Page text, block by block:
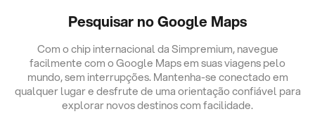
Pesquisar no Google Maps
Com o chip internacional da Simpremium, navegue
facilmente com o Google Maps em suas viagens pelo
mundo, sem interrupções. Mantenha-se conectado em
qualquer lugar e desfrute de uma orientação confiável para
explorar novos destinos com facilidade.